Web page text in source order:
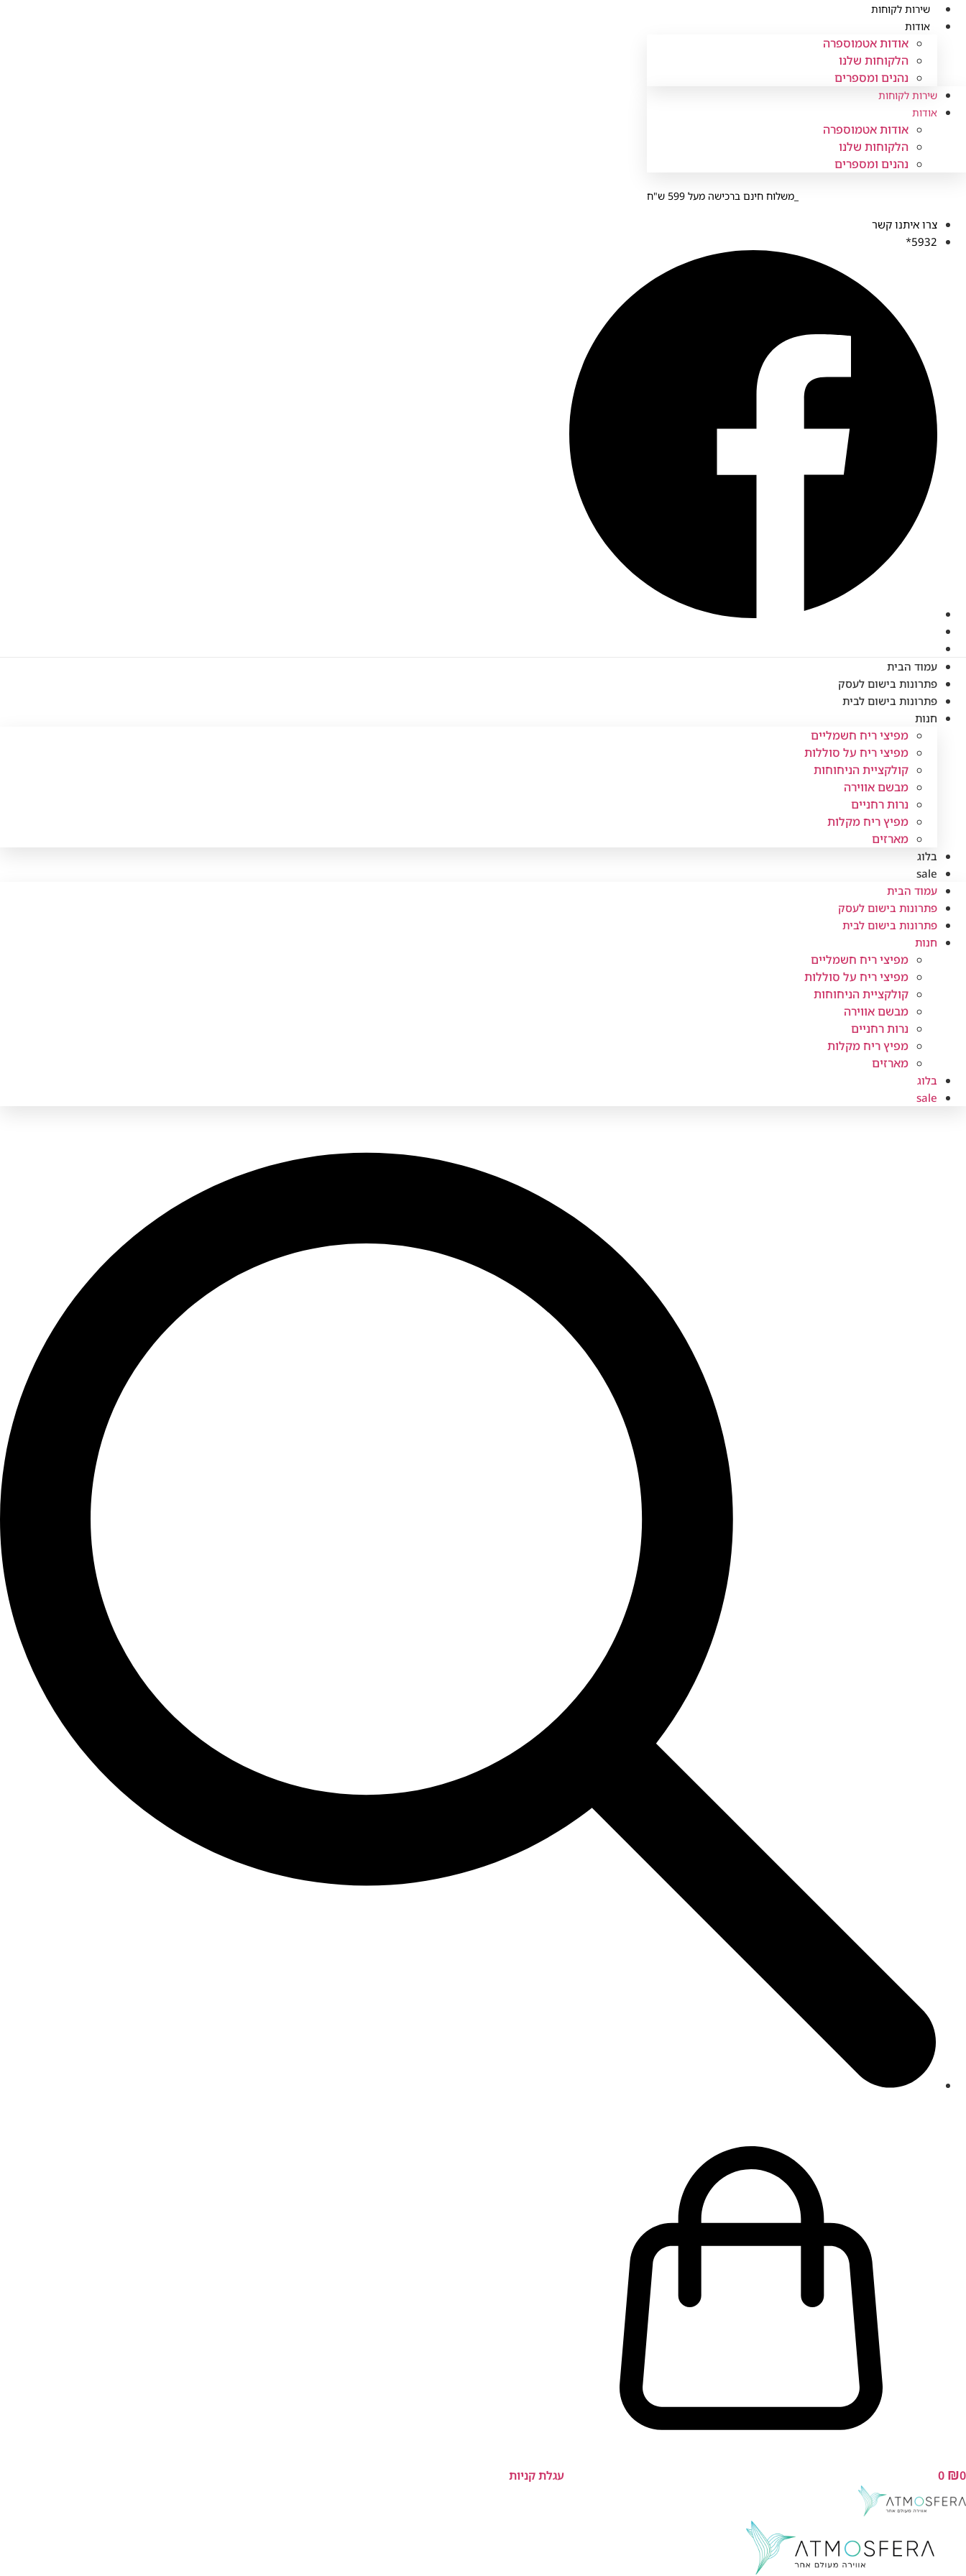
לתוכן
שירות לקוחות
אודות
אודות אטמוספרה
הלקוחות שלנו
נהנים ומספרים
שירות לקוחות
אודות
אודות אטמוספרה
הלקוחות שלנו
נהנים ומספרים
משלוח חינם ברכישה מעל 599 ש"ח
צרו איתנו קשר
5932*
עמוד הבית
פתרונות בישום לעסק
פתרונות בישום לבית
חנות
מפיצי ריח חשמליים
מפיצי ריח על סוללות
קולקציית הניחוחות
מבשם אווירה
נרות רחניים
מפיץ ריח מקלות
מארזים
בלוג
sale
עמוד הבית
פתרונות בישום לעסק
פתרונות בישום לבית
חנות
מפיצי ריח חשמליים
מפיצי ריח על סוללות
קולקציית הניחוחות
מבשם אווירה
נרות רחניים
מפיץ ריח מקלות
מארזים
בלוג
sale
₪0
0 עגלת קניות